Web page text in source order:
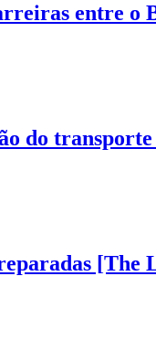
entre o
do
[The